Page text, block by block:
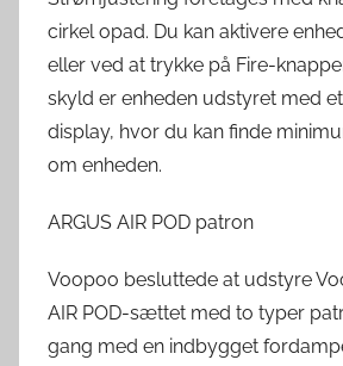
cirkel opad. Du kan aktivere
eller ved at trykke på Fire-
skyld er enheden udstyret med
display, hvor du kan finde
om enheden.
ARGUS AIR POD patron
Voopoo besluttede at udstyre
AIR POD-sættet med to typer
gang med en indbygget